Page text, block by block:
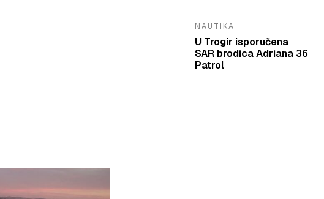
NAUTIKA
U Trogir isporučena
SAR brodica Adriana 36
Patrol